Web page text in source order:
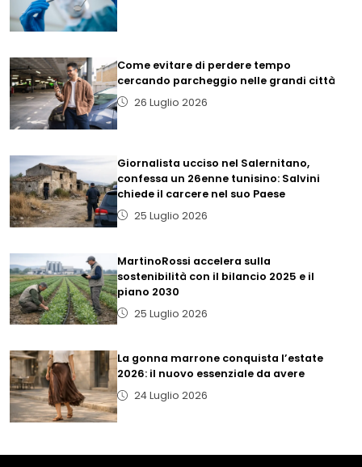
Come evitare di perdere tempo
cercando parcheggio nelle grandi città
26 Luglio 2026
Giornalista ucciso nel Salernitano,
confessa un 26enne tunisino: Salvini
chiede il carcere nel suo Paese
25 Luglio 2026
MartinoRossi accelera sulla
sostenibilità con il bilancio 2025 e il
piano 2030
25 Luglio 2026
La gonna marrone conquista l’estate
2026: il nuovo essenziale da avere
24 Luglio 2026